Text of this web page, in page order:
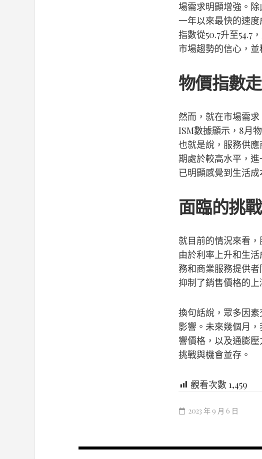
場需求明顯增強。
一年以來最快的速
指數從50.7升至54.7
市場趨勢的信心，
物價指數
然而，就在市場需
ISM數據顯示，8月
也就是說，服務供
期處於較高水平，
已明顯感覺到生活成
面臨的挑
就目前的情況來看
由於利率上升和生
務和商業服務提供
抑制了銷售價格的
換句話說，眾多因
影響。未來幾個月
響價格，以及通膨
挑戰與機會並存。
觀看次數 1,459
2023 年 9 月 6 日